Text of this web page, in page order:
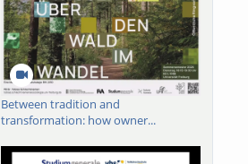
Between tradition and
transformation: how owner...